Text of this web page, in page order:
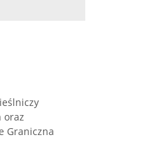
oraz
Graniczna